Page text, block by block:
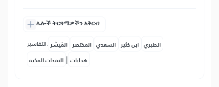
ሌሎች ትርጓሜዎችን አቅርብ
التفاسير: المُيسَّر المختصر السعدي ابن كثير الطبري
النفحات المكية | هدايات